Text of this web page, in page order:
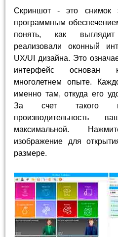
Скриншот - это снимок
программным
понять, как
реализовали оконный
UX/UI дизайна. Это
интерфейс основан
многолетнем опыте.
именно там, откуда его
За счет такого
производительность
максимальной.
изображение для
размере.